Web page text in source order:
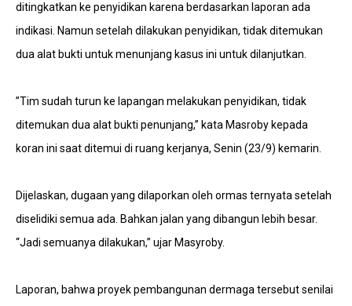
ditingkatkan ke penyidikan karena berdasarkan laporan ada
indikasi. Namun setelah dilakukan penyidikan, tidak ditemukan
dua alat bukti untuk menunjang kasus ini untuk dilanjutkan.
”Tim sudah turun ke lapangan melakukan penyidikan, tidak
ditemukan dua alat bukti penunjang,” kata Masroby kepada
koran ini saat ditemui di ruang kerjanya, Senin (23/9) kemarin.
Dijelaskan, dugaan yang dilaporkan oleh ormas ternyata setelah
diselidiki semua ada. Bahkan jalan yang dibangun lebih besar.
“Jadi semuanya dilakukan,” ujar Masyroby.
Laporan, bahwa proyek pembangunan dermaga tersebut senilai